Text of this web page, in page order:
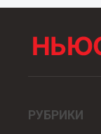
РУБРИКИ